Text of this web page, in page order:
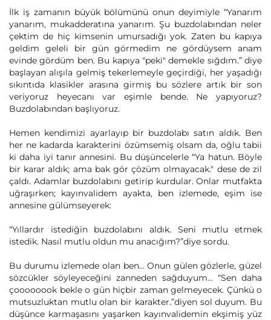
İlk iş zamanın büyük bölümünü onun deyimiyle “Yanarım
yanarım, mukadderatına yanarım. Şu buzdolabından neler
çektim de hiç kimsenin umursadığı yok. Zaten bu kapıya
geldim geleli bir gün görmedim ne gördüysem anam
evinde gördüm ben. Bu kapıya "peki" demekle sığdım.” diye
başlayan alışıla gelmiş tekerlemeyle geçirdiği, her yaşadığı
sıkıntıda klasikler arasına girmiş bu sözlere artık bir son
veriyoruz heyecanı var eşimle bende. Ne yapıyoruz?
Buzdolabından başlıyoruz.
Hemen kendimizi ayarlayıp bir buzdolabı satın aldık. Ben
her ne kadarda karakterini özümsemiş olsam da, oğlu tabii
ki daha iyi tanır annesini. Bu düşüncelerle “Ya hatun. Böyle
bir karar aldık; ama bak gör çözüm olmayacak." dese de zil
çaldı. Adamlar buzdolabını getirip kurdular. Onlar mutfakta
uğraşırken; kayınvalidem ayakta, ben izlemede, eşim ise
annesine gülümseyerek:
“Yıllardır istediğin buzdolabını aldık. Seni mutlu etmek
istedik. Nasıl mutlu oldun mu anacığım?”diye sordu.
Bu durumu izlemede olan ben... Onun gülen gözlerle, güzel
sözcükler söyleyeceğini zanneden sağduyum... “Sen daha
çoooooook bekle o gün hiçbir zaman gelmeyecek. Çünkü o
mutsuzluktan mutlu olan bir karakter.”diyen sol duyum. Bu
düşünce karmaşasını yaşarken kayınvalidemin ekşimiş yüz